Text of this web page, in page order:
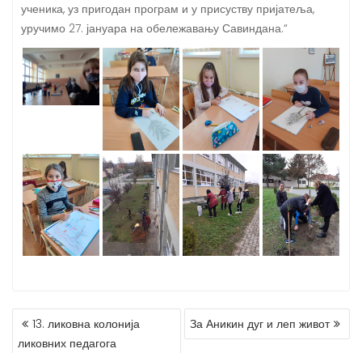
ученика, уз пригодан програм и у присуству пријатеља,
уручимо 27. јануара на обележавању Савиндана.“
КРЕТАЊЕ
ЧЛАНКА
13. ликовна колонија
ликовних педагога
За Аникин дуг и леп живот